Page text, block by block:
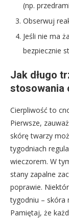
(np.
Obserwuj
Jeśli nie ma
bezpiecznie
Jak długo
stosowania
Cierpliwość to
Pierwsze,
skórę twarzy
tygodniach
wieczorem. W
stany zapalne
poprawie.
tygodniu – skóra
Pamiętaj, że